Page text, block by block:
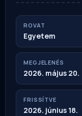
ROVAT
Egyetem
MEGJELENÉS
2026. május 20.
FRISSÍTVE
2026. június 18.